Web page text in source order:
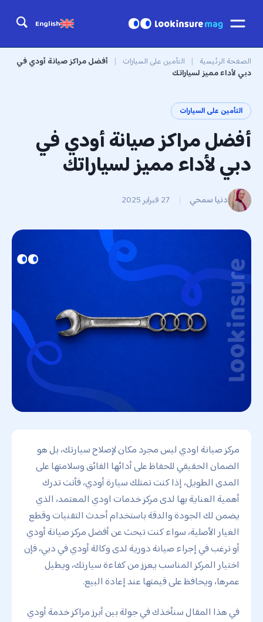
English
الصفحة الرئيسية | التأمين على السيارات | أفضل مراكز صيانة أودي في
دبي لأداء مميز لسياراتك
التأمين على السيارات
أفضل مراكز صيانة أودي في
دبي لأداء مميز لسياراتك
دنيا سمحي | 27 فبراير 2025
مركز صيانة اودي ليس مجرد مكان لإصلاح سيارتك، بل هو
الضمان الحقيقي للحفاظ على أدائها الفائق وسلامتها على
المدى الطويل، إذا كنت تمتلك سيارة أودي، فأنت تدرك
أهمية العناية بها لدى مركز خدمات اودي المعتمد، الذي
يضمن لك الجودة والدقة باستخدام أحدث التقنيات وقطع
الغيار الأصلية، سواء كنت تبحث عن أفضل مركز صيانة أودي
أو ترغب في إجراء صيانة دورية لدى وكالة أودي في دبي، فإن
اختيار المركز المناسب يعزز من كفاءة سيارتك، ويطيل
عمرها، ويحافظ على قيمتها عند إعادة البيع.
في هذا المقال سنأخذك في جولة بين أبرز مراكز خدمة أودي